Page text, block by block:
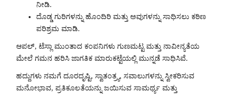
ನೀಡಿ.
ದೊಡ್ಡ ಗುರಿಗಳನ್ನು ಹೊಂದಿರಿ ಮತ್ತು ಅವುಗಳನ್ನು ಸಾಧಿಸಲು ಕಠಿಣ
ಪರಿಶ್ರಮ ಮಾಡಿ.
ಆಪಲ್, ಟೆಸ್ಲಾ ಮುಂತಾದ ಕಂಪನಿಗಳು ಗುಣಮಟ್ಟ ಮತ್ತು ನಾವೀನ್ಯತೆಯ
ಮೇಲೆ ಗಮನ ಹರಿಸಿ ಜಾಗತಿಕ ಮಾರುಕಟ್ಟೆಯಲ್ಲಿ ಮುನ್ನಡೆ ಸಾಧಿಸಿವೆ.
ಹದ್ದುಗಳು ನಮಗೆ ದೂರದೃಷ್ಟಿ, ಸ್ವಾತಂತ್ರ್ಯ, ಸವಾಲುಗಳನ್ನು ಸ್ವೀಕರಿಸುವ
ಮನೋಭಾವ, ಪ್ರತಿಕೂಲತೆಯನ್ನು ಜಯಿಸುವ ಸಾಮರ್ಥ್ಯ ಮತ್ತು